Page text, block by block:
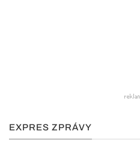
EXPRES ZPRÁVY